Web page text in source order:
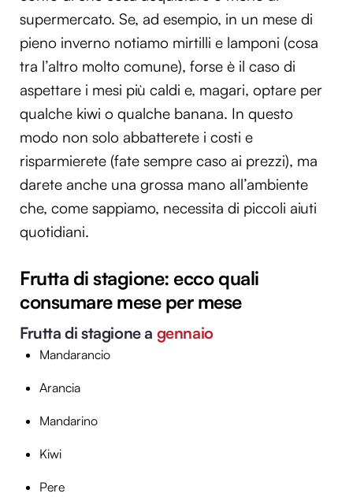
supermercato. Se, ad esempio, in un mese di
pieno inverno notiamo mirtilli e lamponi (cosa
tra l’altro molto comune), forse è il caso di
aspettare i mesi più caldi e, magari, optare per
qualche kiwi o qualche banana. In questo
modo non solo abbatterete i costi e
risparmierete (fate sempre caso ai prezzi), ma
darete anche una grossa mano all’ambiente
che, come sappiamo, necessita di piccoli aiuti
quotidiani.
Frutta di stagione: ecco quali
consumare mese per mese
Frutta di stagione a gennaio
Mandarancio
Arancia
Mandarino
Kiwi
Pere